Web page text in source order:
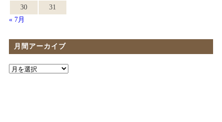
30
31
« 7月
月間アーカイブ